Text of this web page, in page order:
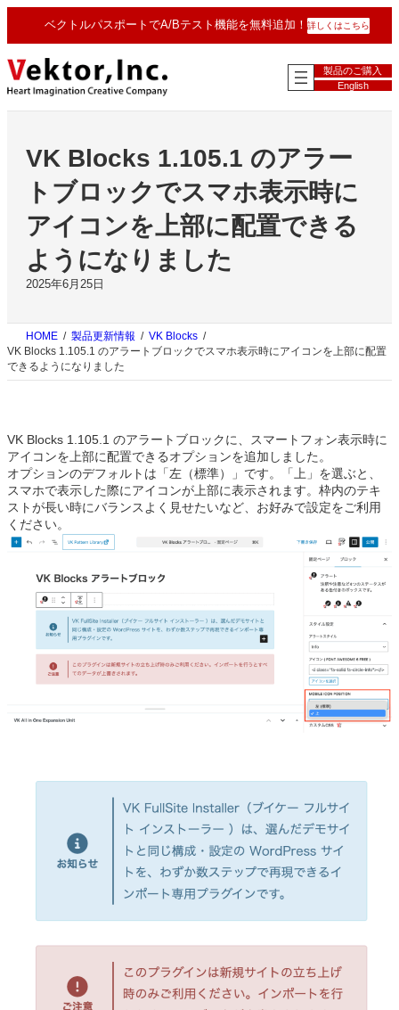
を
ス
キ
ッ
ベクトルパスポートでA/Bテスト機能を無料追加！ 詳しくはこちら
製品のご購入
English
VK Blocks 1.105.1 のアラー
トブロックでスマホ表示時に
アイコンを上部に配置できる
ようになりました
2025年6月25日
HOME 製品更新情報
VK Blocks
VK Blocks 1.105.1 のアラートブロックでスマホ表示時にアイコンを上部に配置
できるようになりました
VK Blocks 1.105.1 のアラートブロックに、スマートフォン表示時に
アイコンを上部に配置できるオプションを追加しました。
オプションのデフォルトは「左（標準）」です。「上」を選ぶと、
スマホで表示した際にアイコンが上部に表示されます。枠内のテキ
ストが長い時にバランスよく見せたいなど、お好みで設定をご利用
ください。